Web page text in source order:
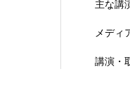
主な講
メディ
講演・